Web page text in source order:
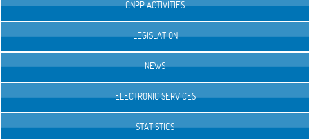
CNPP ACTIVITIES
LEGISLATION
NEWS
ELECTRONIC SERVICES
STATISTICS